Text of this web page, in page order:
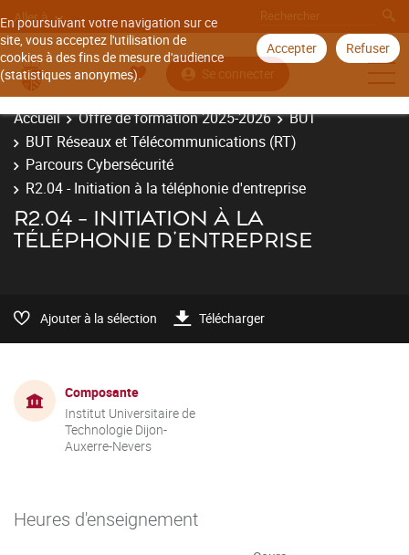
En poursuivant votre navigation sur ce
site, vous acceptez l'utilisation de
cookies à des fins de mesure d'audience
(statistiques anonymes).
Accepter Refuser
Aller à
Se connecter
Accueil Offre de formation 2025-2026
BUT
BUT Réseaux et Télécommunications (RT)
Parcours Cybersécurité
R2.04 - Initiation à la téléphonie d'entreprise
R2.04 - INITIATION À LA
TÉLÉPHONIE D'ENTREPRISE
Ajouter à la sélection Télécharger
Composante
Institut Universitaire de
Technologie Dijon-
Auxerre-Nevers
Heures d'enseignement